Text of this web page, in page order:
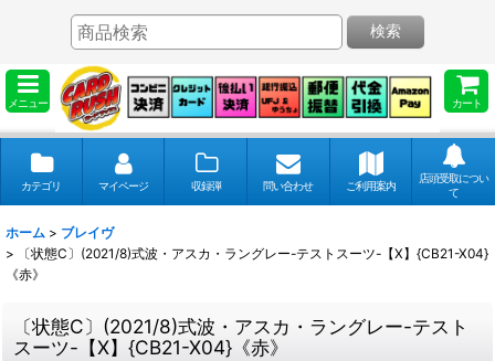
メニュー カート
検索
カテゴリ マイページ 収録弾 問い合わせ ご利用案内
店頭受取につい
て
ホーム > ブレイヴ
>
〔状態C〕(2021/8)式波・アスカ・ラングレー-テストスーツ-【X】{CB21-X04}
《赤》
〔状態C〕(2021/8)式波・アスカ・ラングレー-テスト
スーツ-【X】{CB21-X04}《赤》